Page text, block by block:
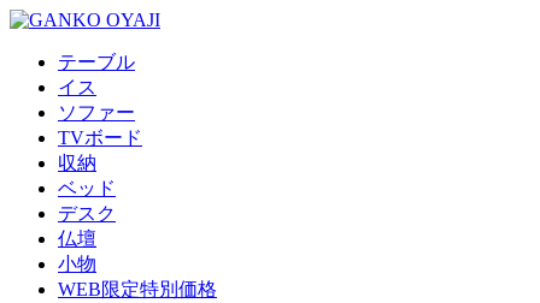
テーブル
イス
ソファー
TVボード
収納
ベッド
デスク
仏壇
小物
WEB限定特別価格